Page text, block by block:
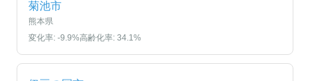
菊池市
熊本県
変化率: -9.9%高齢化率: 34.1%